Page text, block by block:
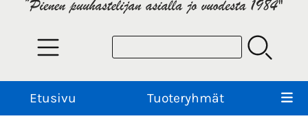
Etusivu Tuoteryhmät